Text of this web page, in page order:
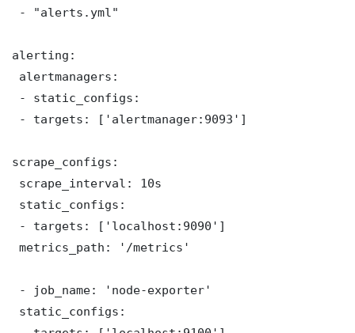
- "alerts.yml"
alerting:
alertmanagers:
- static_configs:
- targets: ['alertmanager:9093']
scrape_configs:
scrape_interval: 10s
static_configs:
- targets: ['localhost:9090']
metrics_path: '/metrics'
- job_name: 'node-exporter'
static_configs: